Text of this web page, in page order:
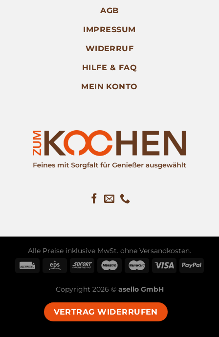
AGB
IMPRESSUM
WIDERRUF
HILFE & FAQ
MEIN KONTO
Alle Preise inklusive MwSt. ohne Versandkosten.
Copyright 2026 © asello GmbH
VERTRAG WIDERRUFEN